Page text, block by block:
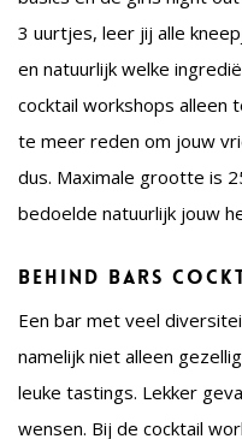
3 uurtjes, leer jij alle
en natuurlijk welke
cocktail workshops alleen
te meer reden om jouw
dus. Maximale grootte is
bedoelde natuurlijk jouw
Behind bars
Een bar met veel
namelijk niet alleen
leuke tastings. Lekker
wensen. Bij de cocktail